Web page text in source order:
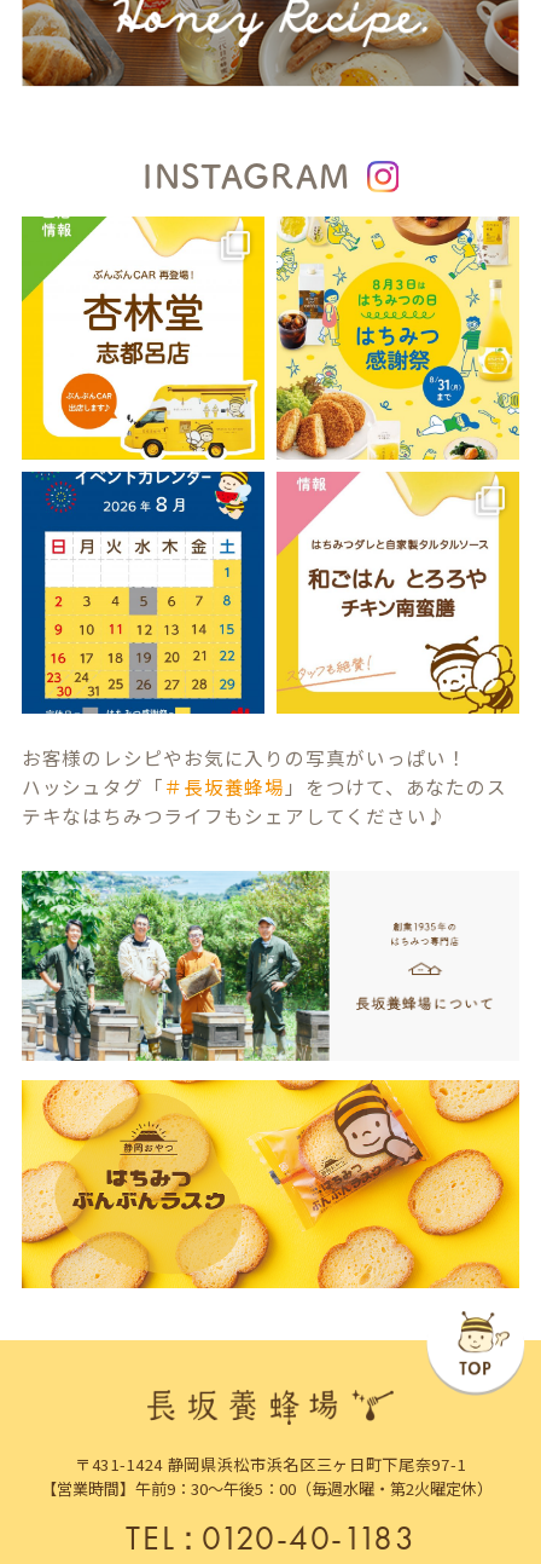
INSTAGRAM
お客様のレシピやお気に入りの写真がいっぱい！
ハッシュタグ「＃長坂養蜂場 」をつけて、あなたのス
テキなはちみつライフもシェアしてください♪
〒431-1424 静岡県浜松市浜名区三ヶ日町下尾奈97-1
【営業時間】午前9：30～午後5：00（毎週水曜・第2火曜定休）
TEL：0120-40-1183